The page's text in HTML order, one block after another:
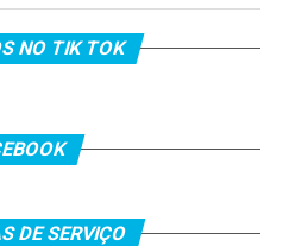
NO TIK TOK
DE SERVIÇO